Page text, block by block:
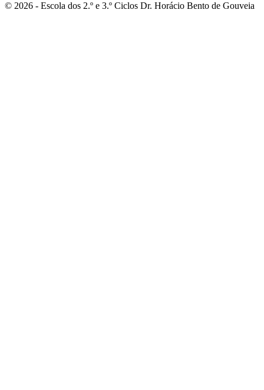
© 2026 - Escola dos 2.º e 3.º Ciclos Dr. Horácio Bento de Gouveia